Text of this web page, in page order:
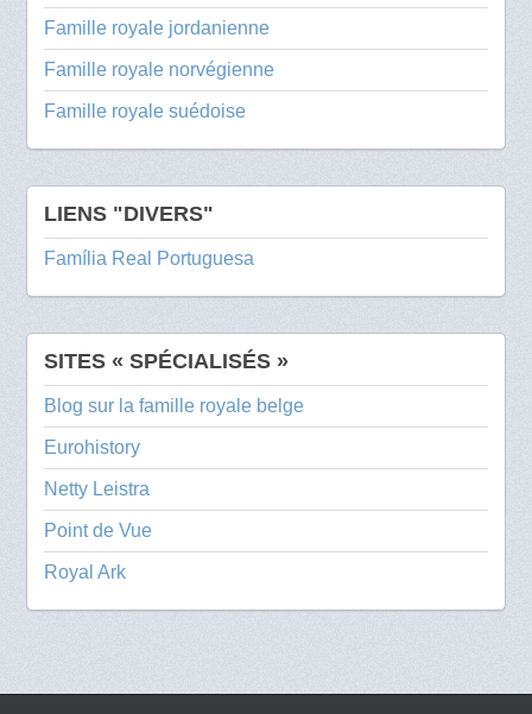
Famille royale jordanienne
Famille royale norvégienne
Famille royale suédoise
LIENS "DIVERS"
Família Real Portuguesa
SITES « SPÉCIALISÉS »
Blog sur la famille royale belge
Eurohistory
Netty Leistra
Point de Vue
Royal Ark